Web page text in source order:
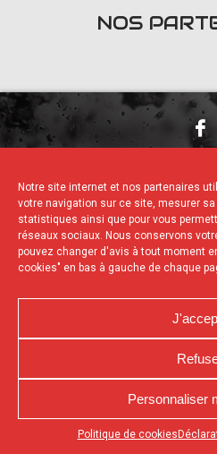
Notre site internet et nos partenaires
votre navigation sur ce site, mesurer
statistiques ainsi que pour vous
réseaux sociaux. Nous conservons
pouvez changer d'avis à tout moment
cookies" en bas à gauche de chaque
Personnaliser
Politique de cookies
Appuyez sur le bouton partager en
NOS
POLITIQUE
DÉCLARATION DE
RÉALISÉ PAR